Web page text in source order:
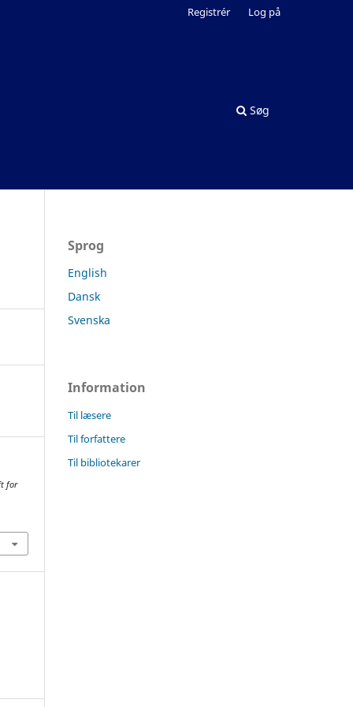
Søg
Registrér Log på
for
Sprog
English
Dansk
Svenska
Information
Til læsere
Til forfattere
Til bibliotekarer